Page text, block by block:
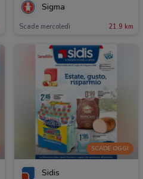
Sigma
Scade mercoledì 21.9 km
SCADE OGGI
Sidis